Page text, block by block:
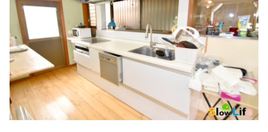
住所:
兵庫県姫路市岩端町
おがさ内科
住所:
兵庫県姫路市飾磨区加茂南８２４−１４ マップで見る
南駅前町 内科 胃腸内科 水野クリニック
住所:兵庫県姫路市南駅前町５９
さわだ内科・呼吸器クリニック
住所:
兵庫県姫路市日出町３丁目３８−１ マップで見る